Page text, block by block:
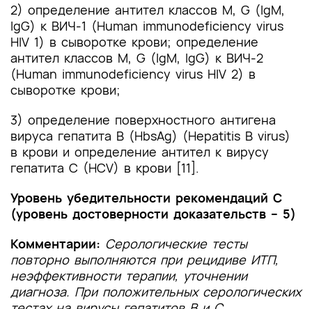
2) определение антител классов M, G (IgM,
IgG) к ВИЧ-1 (Human immunodeficiency virus
HIV 1) в сыворотке крови; определение
антител классов M, G (IgM, IgG) к ВИЧ-2
(Human immunodeficiency virus HIV 2) в
сыворотке крови;
3) определение поверхностного антигена
вируса гепатита B (HbsAg) (Hepatitis B virus)
в крови и определение антител к вирусу
гепатита C (HCV) в крови [11].
Уровень убедительности рекомендаций C
(уровень достоверности доказательств – 5)
Комментарии: Серологические тесты
повторно выполняются при рецидиве ИТП,
неэффективности терапии, уточнении
диагноза. При положительных серологических